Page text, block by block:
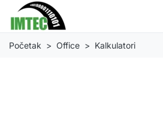
Početak Office Kalkulatori